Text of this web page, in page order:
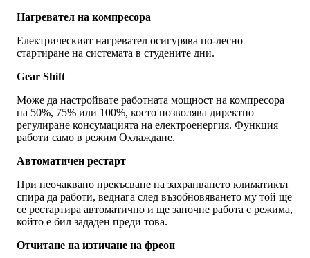
Нагревател на компресора
Електрическият нагревател осигурява по-лесно
стартиране на системата в студените дни.
Gear Shift
Може да настройвате работната мощност на компресора
на 50%, 75% или 100%, което позволява директно
регулиране консумацията на електроенергия. Функция
работи само в режим Охлаждане.
Автоматичен рестарт
При неочаквано прекъсване на захранването климатикът
спира да работи, веднага след възобновяването му той ще
се рестартира автоматично и ще започне работа с режима,
който е бил зададен преди това.
Отчитане на изтичане на фреон